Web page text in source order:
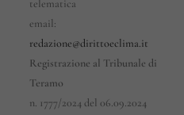
telematica
email:
redazione@dirittoeclima.it
Registrazione al Tribunale di
Teramo
n. 1777/2024 del 06.09.2024